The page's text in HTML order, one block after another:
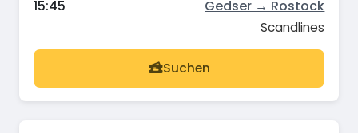
15:45 Gedser → Rostock
Scandlines
Suchen